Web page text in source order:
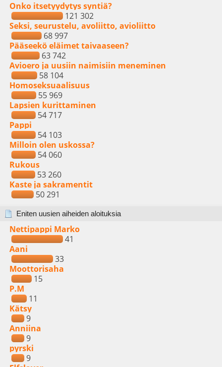
Onko itsetyydytys syntiä?
121 302
Seksi, seurustelu, avoliitto, avioliitto
68 997
Pääseekö eläimet taivaaseen?
63 742
Avioero ja uusiin naimisiin meneminen
58 104
Homoseksuaalisuus
55 969
Lapsien kurittaminen
54 717
Pappi
54 103
Milloin olen uskossa?
54 060
Rukous
53 260
Kaste ja sakramentit
50 291
Eniten uusien aiheiden aloituksia
Nettipappi Marko
41
Aani
33
Moottorisaha
15
P.M
11
Kätsy
9
Anniina
9
pyrski
9